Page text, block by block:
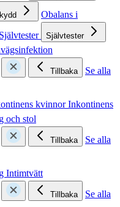
Obalans i
Självtester Självtester
Tillbaka
Se alla
kvinnorInkontinens
och stol
Tillbaka
Se alla
Intimtvätt
Tillbaka
Se alla